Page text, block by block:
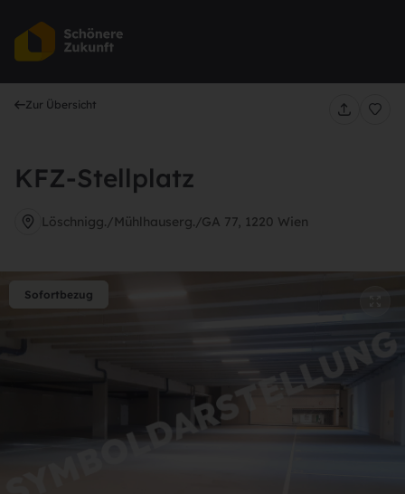
Zur Übersicht
KFZ-Stellplatz
Löschnigg./Mühlhauserg./GA 77, 1220 Wien
Sofortbezug